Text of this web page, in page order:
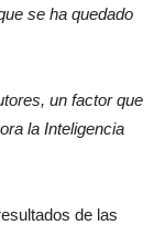
se ha quedado
un factor que
la Inteligencia
de las